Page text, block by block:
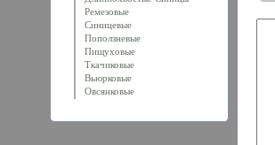
Ремезовые
Синицевые
Поползневые
Пищуховые
Ткачиковые
Вьюрковые
Овсянковые